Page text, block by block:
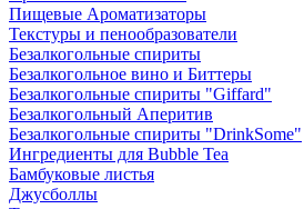
Пищевые Ароматизаторы
Текстуры и пенообразователи
Безалкогольные спириты
Безалкогольное вино и Биттеры
Безалкогольные спириты "Giffard"
Безалкогольный Аперитив
Безалкогольные спириты "DrinkSome"
Ингредиенты для Bubble Tea
Бамбуковые листья
Джусболлы